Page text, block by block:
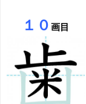
１０画目